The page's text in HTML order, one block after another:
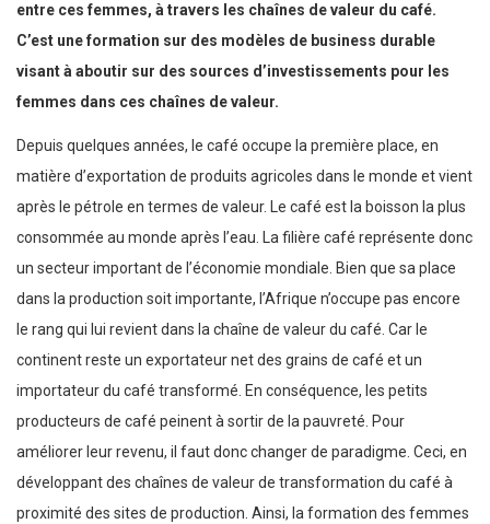
entre ces femmes, à travers les chaînes de valeur du café.
C’est une formation sur des modèles de business durable
visant à aboutir sur des sources d’investissements pour les
femmes dans ces chaînes de valeur.
Depuis quelques années, le café occupe la première place, en
matière d’exportation de produits agricoles dans le monde et vient
après le pétrole en termes de valeur. Le café est la boisson la plus
consommée au monde après l’eau. La filière café représente donc
un secteur important de l’économie mondiale. Bien que sa place
dans la production soit importante, l’Afrique n’occupe pas encore
le rang qui lui revient dans la chaîne de valeur du café. Car le
continent reste un exportateur net des grains de café et un
importateur du café transformé. En conséquence, les petits
producteurs de café peinent à sortir de la pauvreté. Pour
améliorer leur revenu, il faut donc changer de paradigme. Ceci, en
développant des chaînes de valeur de transformation du café à
proximité des sites de production. Ainsi, la formation des femmes